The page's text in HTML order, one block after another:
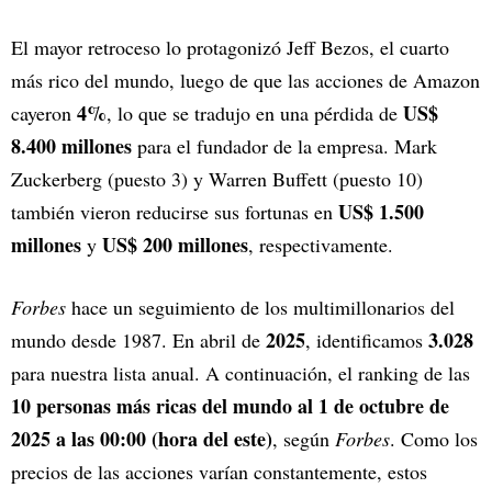
El mayor retroceso lo protagonizó Jeff Bezos, el cuarto
más rico del mundo, luego de que las acciones de Amazon
cayeron 4%, lo que se tradujo en una pérdida de US$
8.400 millones para el fundador de la empresa. Mark
Zuckerberg (puesto 3) y Warren Buffett (puesto 10)
también vieron reducirse sus fortunas en US$ 1.500
millones y US$ 200 millones, respectivamente.
Forbes hace un seguimiento de los multimillonarios del
mundo desde 1987. En abril de 2025, identificamos 3.028
para nuestra lista anual. A continuación, el ranking de las
10 personas más ricas del mundo al 1 de octubre de
2025 a las 00:00 (hora del este), según Forbes. Como los
precios de las acciones varían constantemente, estos